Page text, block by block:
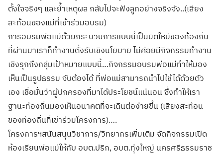
ตั้งใจจริงๆ และย้ำเหตุผล กลับไปจะฟังลูกอย่างจริงจัง..(เสียง
สะท้อนของแม่ที่เข้าร่วมอบรม)
การอบรมพ่อแม่ด้วยกระบวนการแบบนี้เป็นมิติใหม่ของท้องถิ่น
ที่ผ่านมาเราก็ทำงานตั้งรับเชิงนโยบาย ไม่ค่อยมีกิจกรรมทำงาน
เชิงรุกถึงกลุ่มเป้าหมายแบบนี้…กิจกรรมอบรมพ่อแม่ทำให้มอง
เห็นเป็นรูปธรรม จับต้องได้ ที่พ่อแม่สามารถนำไปใช้ได้ด้วยตัว
เอง เชื่อมั่นว่าผู้ปกครองที่มาได้ประโยชน์แน่นอน ซึ่งทำให้เรา
ฐานะท้องถิ่นมองเห็นอนาคตที่จะเดินต่อง่ายขึ้น (เสียงสะท้อน
ของท้องถิ่นที่เข้าร่วมโครงการ)….
โครงการฯสนันสนุนวิชาการ/วิทยากรเพิ่มเติม จัดกิจกรรมเปิด
ห้องเรียนพ่อแม่ให้กับ อบต.ปริก, อบต.ทุ่งใหญ่ นครศรีธรรมราช